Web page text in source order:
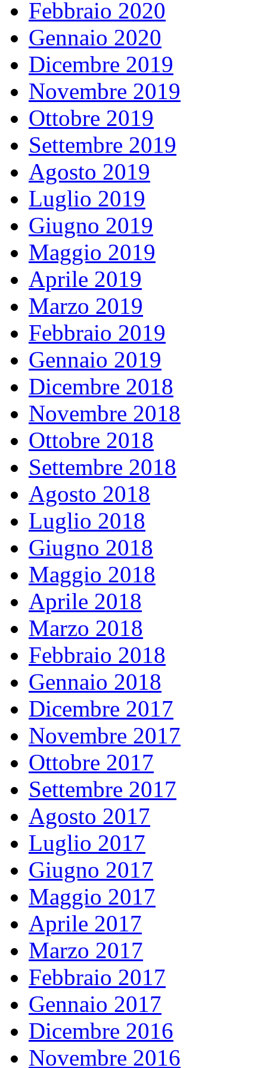
Febbraio 2020
Gennaio 2020
Dicembre 2019
Novembre 2019
Ottobre 2019
Settembre 2019
Agosto 2019
Luglio 2019
Giugno 2019
Maggio 2019
Aprile 2019
Marzo 2019
Febbraio 2019
Gennaio 2019
Dicembre 2018
Novembre 2018
Ottobre 2018
Settembre 2018
Agosto 2018
Luglio 2018
Giugno 2018
Maggio 2018
Aprile 2018
Marzo 2018
Febbraio 2018
Gennaio 2018
Dicembre 2017
Novembre 2017
Ottobre 2017
Settembre 2017
Agosto 2017
Luglio 2017
Giugno 2017
Maggio 2017
Aprile 2017
Marzo 2017
Febbraio 2017
Gennaio 2017
Dicembre 2016
Novembre 2016